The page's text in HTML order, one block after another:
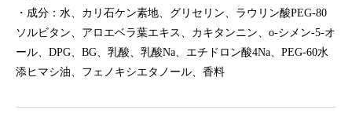
・成分：水、カリ石ケン素地、グリセリン、ラウリン酸PEG-80
ソルビタン、アロエベラ葉エキス、カキタンニン、o-シメン-5-オ
ール、DPG、BG、乳酸、乳酸Na、エチドロン酸4Na、PEG-60水
添ヒマシ油、フェノキシエタノール、香料